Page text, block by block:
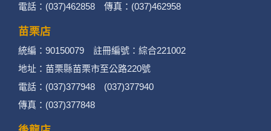
辨識個人者(包含但不限於中英文姓名、地
號、社群．媒體帳號、網路平台申請之帳
號及其他任何可辨識資料本人者等)。
辨識財務者(包含但不限於金融機構帳戶之
電話：(037)462858 傳真：(037)462958
苗栗店
統編：90150079 註冊編號：綜合221002
地址：苗栗縣苗栗市至公路220號
電話：(037)377948 (037)377940
傳真：(037)377848